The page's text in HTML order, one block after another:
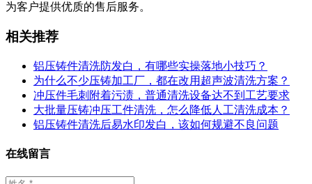
为客户提供优质的售后服务。
相关推荐
铝压铸件清洗防发白，有哪些实操落地小技巧？
为什么不少压铸加工厂，都在改用超声波清洗方案？
冲压件毛刺附着污渍，普通清洗设备达不到工艺要求
大批量压铸冲压工件清洗，怎么降低人工清洗成本？
铝压铸件清洗后易水印发白，该如何规避不良问题
在线留言